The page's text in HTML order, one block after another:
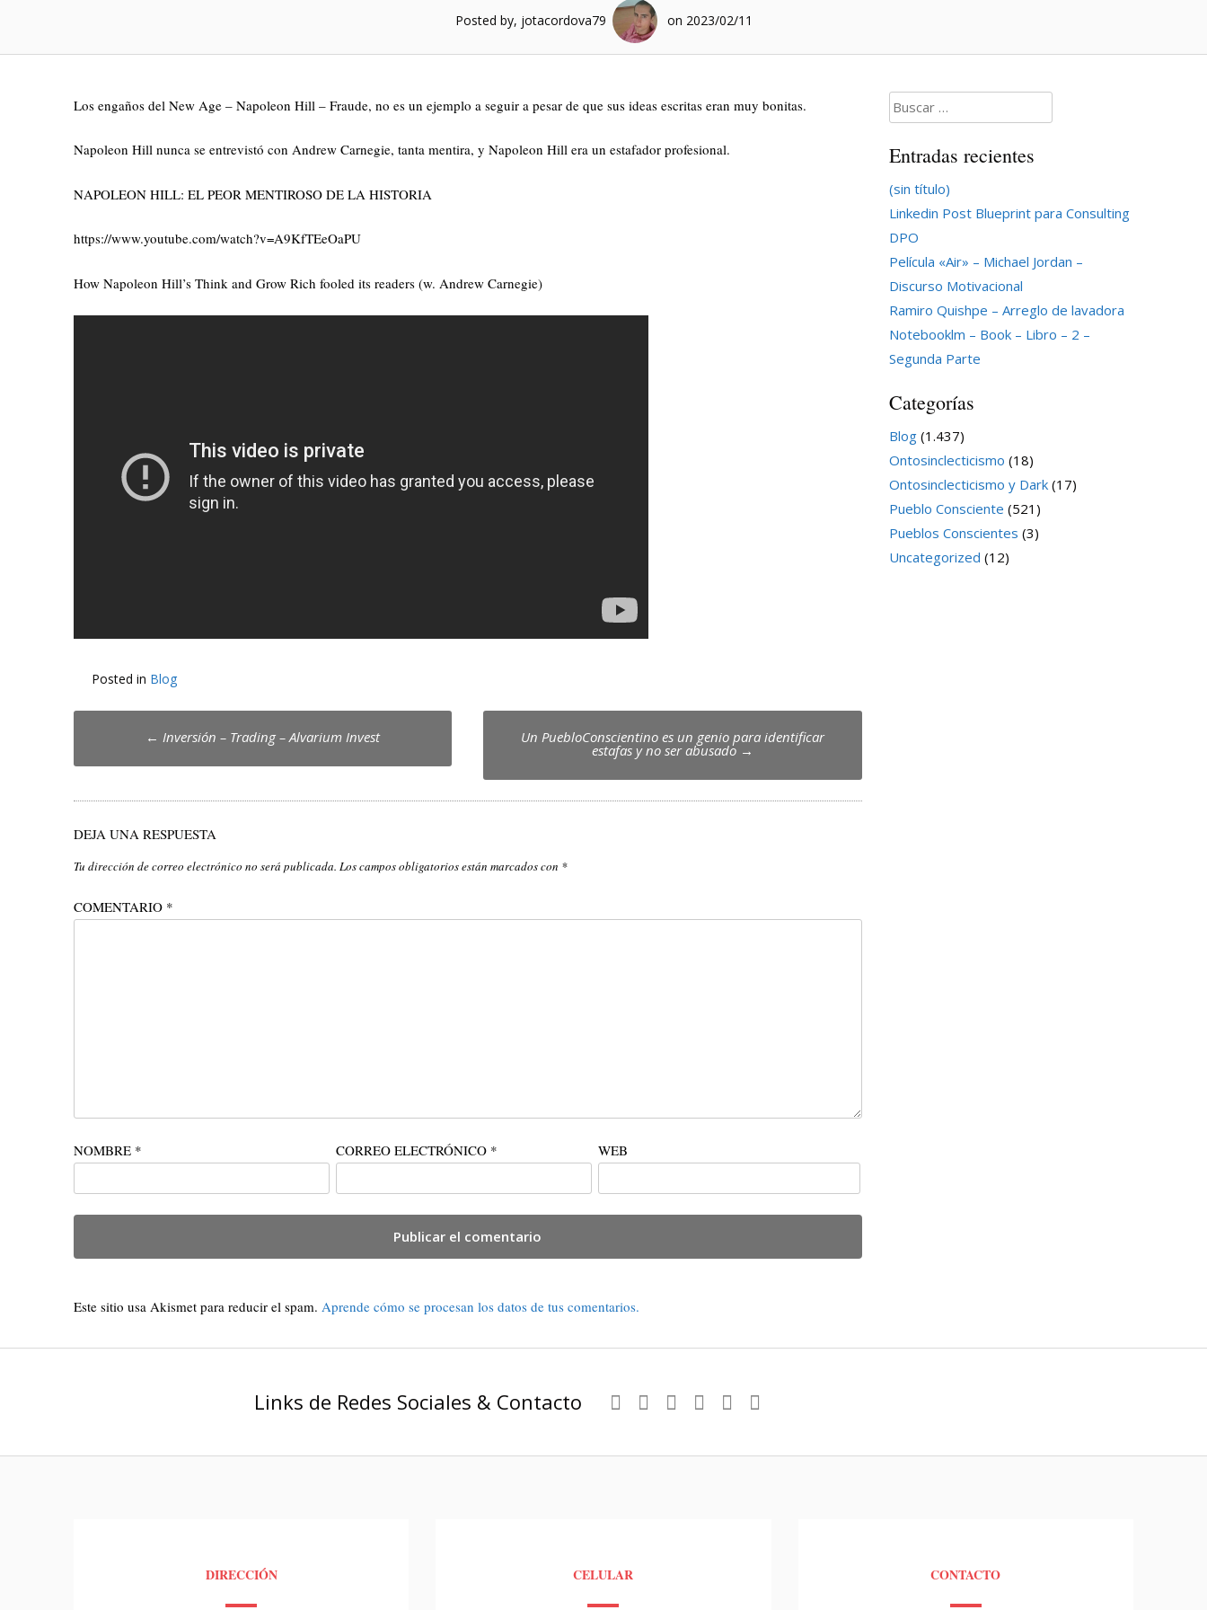
Posted by, jotacordova79 on 2023/02/11
Los engaños del New Age – Napoleon Hill – Fraude, no es un ejemplo a seguir a pesar de que sus ideas escritas eran muy bonitas.
Napoleon Hill nunca se entrevistó con Andrew Carnegie, tanta mentira, y Napoleon Hill era un estafador profesional.
NAPOLEON HILL: EL PEOR MENTIROSO DE LA HISTORIA
https://www.youtube.com/watch?v=A9KfTEeOaPU
How Napoleon Hill’s Think and Grow Rich fooled its readers (w. Andrew Carnegie)
Posted in Blog
navigation
← Inversión – Trading – Alvarium Invest Un PuebloConscientino es un genio para identificar
estafas y no ser abusado →
DEJA UNA RESPUESTA
Tu dirección de correo electrónico no será publicada. Los campos obligatorios están marcados con *
COMENTARIO *
NOMBRE * CORREO ELECTRÓNICO * WEB
Este sitio usa Akismet para reducir el spam. Aprende cómo se procesan los datos de tus comentarios.
Buscar:
Entradas recientes
(sin título)
Linkedin Post Blueprint para Consulting
DPO
Película «Air» – Michael Jordan –
Discurso Motivacional
Ramiro Quishpe – Arreglo de lavadora
Notebooklm – Book – Libro – 2 –
Segunda Parte
Categorías
Blog(1.437)
Ontosinclecticismo (18)
Ontosinclecticismo y Dark(17)
Pueblo Consciente (521)
Pueblos Conscientes (3)
Uncategorized (12)
Links de Redes Sociales & Contacto
DIRECCIÓN CELULAR CONTACTO